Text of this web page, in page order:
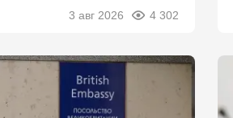
3 авг 2026 4 302